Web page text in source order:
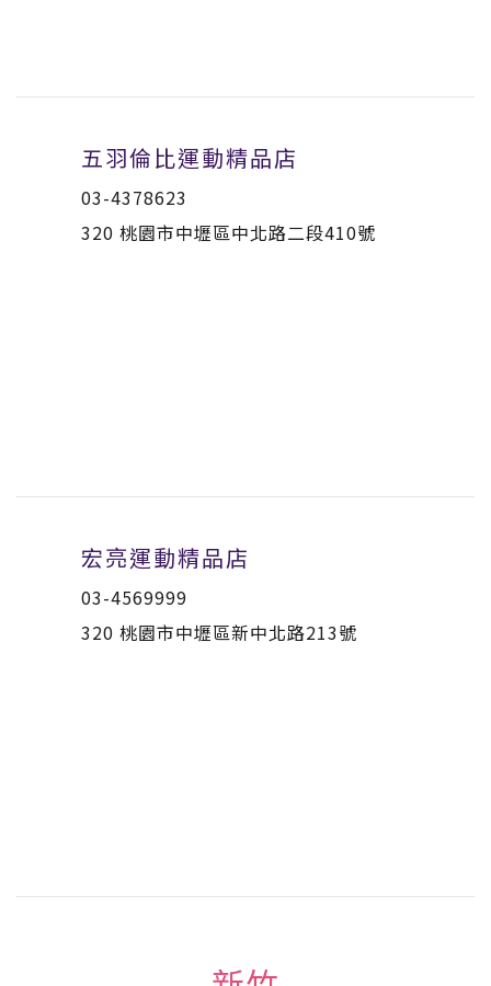
五羽倫比運動精品店
03-4378623
320 桃園市中壢區中北路二段410號
宏亮運動精品店
03-4569999
320 桃園市中壢區新中北路213號